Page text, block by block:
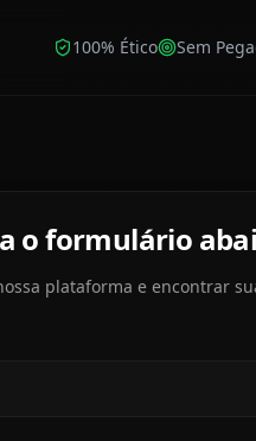
100% Ético Sem
o formulário
plataforma e encontrar